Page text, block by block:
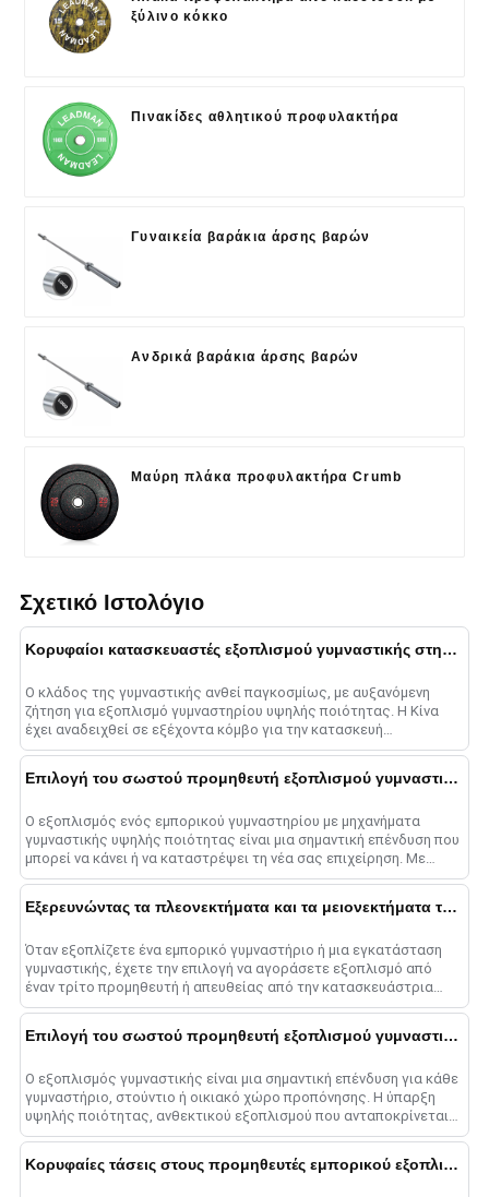
ξύλινο κόκκο
Πινακίδες αθλητικού προφυλακτήρα
Γυναικεία βαράκια άρσης βαρών
Ανδρικά βαράκια άρσης βαρών
Μαύρη πλάκα προφυλακτήρα Crumb
Σχετικό Ιστολόγιο
Κορυφαίοι κατασκευαστές εξοπλισμού γυμναστικής στην Κίνα
Ο κλάδος της γυμναστικής ανθεί παγκοσμίως, με αυξανόμενη
ζήτηση για εξοπλισμό γυμναστηρίου υψηλής ποιότητας. Η Κίνα
έχει αναδειχθεί σε εξέχοντα κόμβο για την κατασκευή
εξοπλισμού γυμναστικής......
Επιλογή του σωστού προμηθευτή εξοπλισμού γυμναστικής χονδρικής για τις ανάγκες του εμπορικού γυμναστηρίου
Ο εξοπλισμός ενός εμπορικού γυμναστηρίου με μηχανήματα
γυμναστικής υψηλής ποιότητας είναι μια σημαντική επένδυση που
μπορεί να κάνει ή να καταστρέψει τη νέα σας επιχείρηση. Με
τόσες πολλές χονδρικές πωλήσεις εξοπλισμού s......
Εξερευνώντας τα πλεονεκτήματα και τα μειονεκτήματα της αγοράς από έναν προμηθευτή εξοπλισμού γυμναστικής έναντι του εργοστασίου εξοπλισμού γυμναστικής
Όταν εξοπλίζετε ένα εμπορικό γυμναστήριο ή μια εγκατάσταση
γυμναστικής, έχετε την επιλογή να αγοράσετε εξοπλισμό από
έναν τρίτο προμηθευτή ή απευθείας από την κατασκευάστρια
εταιρεία fa......
Επιλογή του σωστού προμηθευτή εξοπλισμού γυμναστικής: Ο απόλυτος οδηγός
Ο εξοπλισμός γυμναστικής είναι μια σημαντική επένδυση για κάθε
γυμναστήριο, στούντιο ή οικιακό χώρο προπόνησης. Η ύπαρξη
υψηλής ποιότητας, ανθεκτικού εξοπλισμού που ανταποκρίνεται
στις ανάγκες σας είναι ζωτικής σημασίας για το ......
Κορυφαίες τάσεις στους προμηθευτές εμπορικού εξοπλισμού γυμναστικής